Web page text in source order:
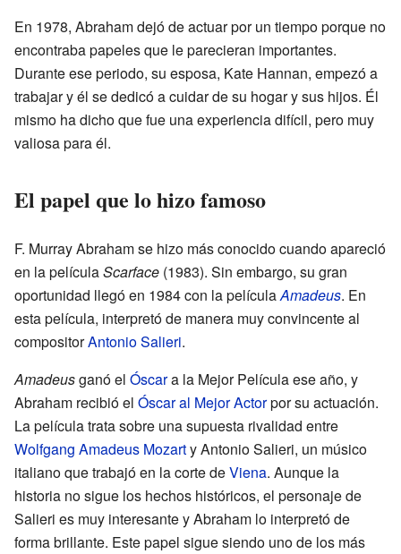
En 1978, Abraham dejó de actuar por un tiempo porque no
encontraba papeles que le parecieran importantes.
Durante ese periodo, su esposa, Kate Hannan, empezó a
trabajar y él se dedicó a cuidar de su hogar y sus hijos. Él
mismo ha dicho que fue una experiencia difícil, pero muy
valiosa para él.
El papel que lo hizo famoso
F. Murray Abraham se hizo más conocido cuando apareció
en la películaScarface (1983). Sin embargo, su gran
oportunidad llegó en 1984 con la películaAmadeus. En
esta película, interpretó de manera muy convincente al
compositorAntonio Salieri.
Amadeusganó el Óscara la Mejor Película ese año, y
Abraham recibió el Óscar al Mejor Actorpor su actuación.
La película trata sobre una supuesta rivalidad entre
Wolfgang Amadeus Mozarty Antonio Salieri, un músico
italiano que trabajó en la corte deViena. Aunque la
historia no sigue los hechos históricos, el personaje de
Salieri es muy interesante y Abraham lo interpretó de
forma brillante. Este papel sigue siendo uno de los más